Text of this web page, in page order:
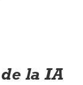
la IA